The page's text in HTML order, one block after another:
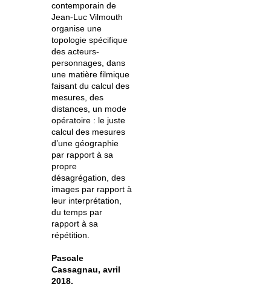
contemporain de
Jean-Luc Vilmouth
organise une
topologie spécifique
des acteurs-
personnages, dans
une matière filmique
faisant du calcul des
mesures, des
distances, un mode
opératoire : le juste
calcul des mesures
d’une géographie
par rapport à sa
propre
désagrégation, des
images par rapport à
leur interprétation,
du temps par
rapport à sa
répétition.
Pascale
Cassagnau, avril
2018.